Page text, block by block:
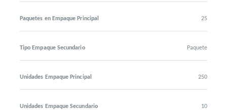
Paquetes en Empaque Principal 25
Tipo Empaque Secundario Paquete
Unidades Empaque Principal 250
Unidades Empaque Secundario 10